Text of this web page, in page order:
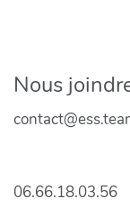
Nous
06.66.18.03.56